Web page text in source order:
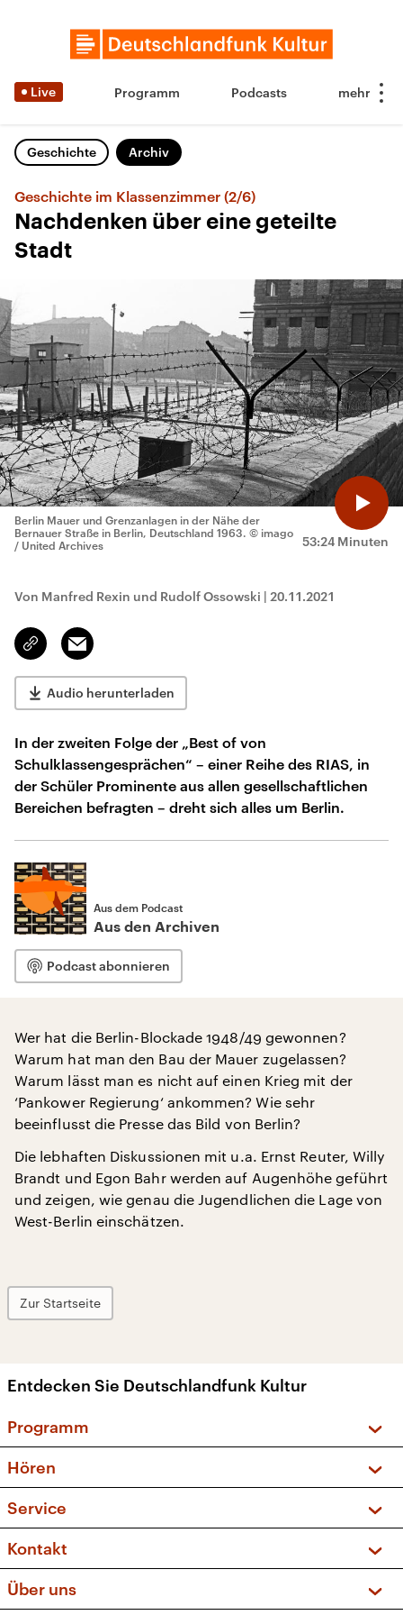
Live Programm Podcasts
Geschichte Archiv
Geschichte im Klassenzimmer (2/6)
Nachdenken über eine geteilte
Stadt
53:24 Minuten
Berlin Mauer und Grenzanlagen in der Nähe der
Bernauer Straße in Berlin, Deutschland 1963. © imago
/ United Archives
Von Manfred Rexin und Rudolf Ossowski | 20.11.2021
Link
kopieren/teilen
Email
Audio herunterladen
In der zweiten Folge der „Best of von
Schulklassengesprächen“ – einer Reihe des RIAS, in
der Schüler Prominente aus allen gesellschaftlichen
Bereichen befragten – dreht sich alles um Berlin.
Aus dem Podcast
Aus den Archiven
Podcast abonnieren
Wer hat die Berlin-Blockade 1948/49 gewonnen?
Warum hat man den Bau der Mauer zugelassen?
Warum lässt man es nicht auf einen Krieg mit der
‘Pankower Regierung‘ ankommen? Wie sehr
beeinflusst die Presse das Bild von Berlin?
Die lebhaften Diskussionen mit u.a. Ernst Reuter, Willy
Brandt und Egon Bahr werden auf Augenhöhe geführt
und zeigen, wie genau die Jugendlichen die Lage von
West-Berlin einschätzen.
Zur Startseite
Entdecken Sie Deutschlandfunk Kultur
Programm
Sendungen und Podcasts
Musikliste
Kakadu – Das Kinderprogramm
Hören
Frequenzen (UKW + DAB+)
Service
FAQ
Apps
Newsletter
Kontakt
Social Media
Über uns